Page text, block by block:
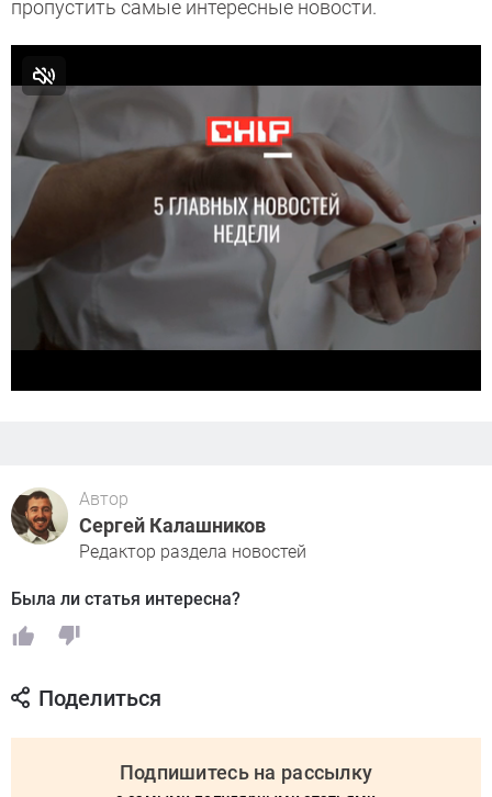
пропустить самые интересные новости.
Автор
Сергей Калашников
Редактор раздела новостей
Была ли статья интересна?
Поделиться
Подпишитесь на рассылку